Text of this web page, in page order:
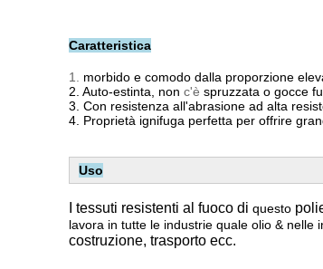
Caratteristica
1. morbido e comodo dalla proporzione
2. Auto-estinta, non c'è spruzzata o gocce
3. Con resistenza all'abrasione ad alta
4. Proprietà ignifuga perfetta per offrire
Uso
I tessuti resistenti al fuoco di questo
lavora in tutte le industrie quale olio & nelle
costruzione, trasporto ecc.